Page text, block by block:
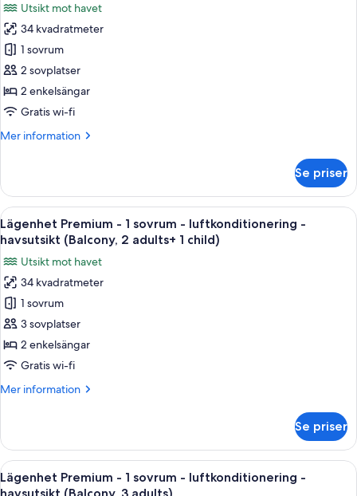
luftkonditionering
havsutsikt
(Balcony,
för
Lägenhet
Premium
-
1
sovrum
luftkonditionering
(Balcony,
2
adults)
Utsikt mot havet
34 kvadratmeter
1 sovrum
2 sovplatser
2 enkelsängar
Gratis wi-fi
Mer information
Mer
Premium
1
sovrum
luftkonditionering
havsutsikt
(Balcony,
2
Se priser
Öppna
alla
för
Lägenhet
Premium
-
1
sovrum
luftkonditionering
(Balcony,
2
adults+
En terrass med ett bord och stolar,
12
Lägenhet Premium - 1 sovrum - luftkonditionering -
havsutsikt (Balcony, 2 adults+ 1 child)
Utsikt mot havet
34 kvadratmeter
1 sovrum
3 sovplatser
2 enkelsängar
Gratis wi-fi
Mer information
Mer
Premium
1
sovrum
Se priser
Öppna
alla
En terrass med ett bord och stolar,
12
Lägenhet Premium - 1 sovrum - luftkonditionering -